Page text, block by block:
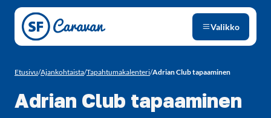
Siirry sivun sisältöön
Valikko
Etusivu/Ajankohtaista/Tapahtumakalenteri/Adrian Club tapaaminen
Adrian Club tapaaminen